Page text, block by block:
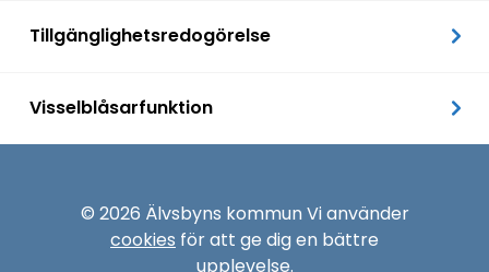
Tillgänglighetsredogörelse
Visselblåsarfunktion
© 2026 Älvsbyns kommun Vi använder
cookies för att ge dig en bättre
upplevelse.